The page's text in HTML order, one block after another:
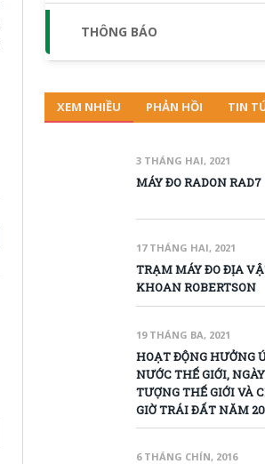
THÔNG BÁO
XEM NHIỀU PHẢN HỒI TIN
3 THÁNG HAI, 2021
MÁY ĐO RADON RAD7
17 THÁNG HAI, 2021
TRẠM MÁY ĐO ĐỊA
KHOAN ROBERTSON
19 THÁNG BA, 2021
HOẠT ĐỘNG HƯỞNG
NƯỚC THẾ GIỚI,
TƯỢNG THẾ GIỚI VÀ
GIỜ TRÁI ĐẤT NĂM
6 THÁNG CHÍN, 2016